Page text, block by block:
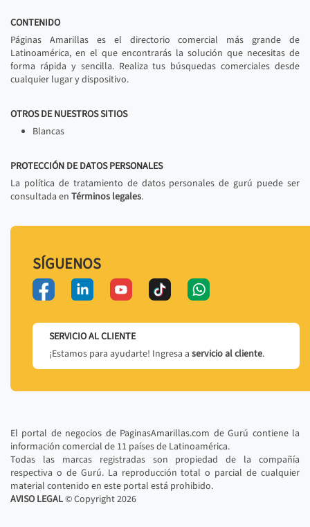
CONTENIDO
Páginas Amarillas es el directorio comercial más grande de
Latinoamérica, en el que encontrarás la solución que necesitas de
forma rápida y sencilla. Realiza tus búsquedas comerciales desde
cualquier lugar y dispositivo.
OTROS DE NUESTROS SITIOS
Blancas
PROTECCIÓN DE DATOS PERSONALES
La política de tratamiento de datos personales de gurú puede ser
consultada en Términos legales.
SÍGUENOS
SERVICIO AL CLIENTE
¡Estamos para ayudarte! Ingresa a servicio al cliente.
El portal de negocios de PaginasAmarillas.com de Gurú contiene la
información comercial de 11 países de Latinoamérica.
Todas las marcas registradas son propiedad de la compañía
respectiva o de Gurú. La reproducción total o parcial de cualquier
material contenido en este portal está prohibido.
AVISO LEGAL© Copyright2026